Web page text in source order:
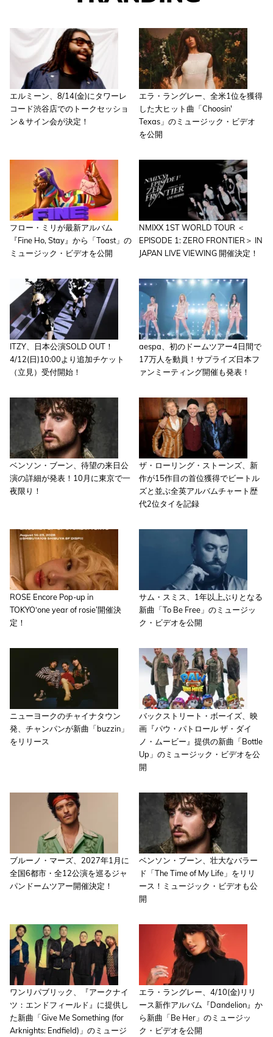
エルミーン、8/14(金)にタワーレ
コード渋谷店でのトークセッショ
ン＆サイン会が決定！
エラ・ラングレー、全米1位を獲得
した大ヒット曲「Choosin'
Texas」のミュージック・ビデオ
を公開
フロー・ミリが最新アルバム
『Fine Ho, Stay』から「Toast」の
ミュージック・ビデオを公開
NMIXX 1ST WORLD TOUR ＜
EPISODE 1: ZERO FRONTIER＞ IN
JAPAN LIVE VIEWING 開催決定！
ITZY、日本公演SOLD OUT！
4/12(日)10:00より追加チケット
（立見）受付開始！
aespa、初のドームツアー4日間で
17万人を動員！サプライズ日本フ
ァンミーティング開催も発表！
ベンソン・ブーン、待望の来日公
演の詳細が発表！10月に東京で一
夜限り！
ザ・ローリング・ストーンズ、新
作が15作目の首位獲得でビートル
ズと並ぶ全英アルバムチャート歴
代2位タイを記録
ROSE Encore Pop-up in
TOKYO‘one year of rosie’開催決
定！
サム・スミス、1年以上ぶりとなる
新曲「To Be Free」のミュージッ
ク・ビデオを公開
ニューヨークのチャイナタウン
発、チャンパンが新曲「buzzin」
をリリース
バックストリート・ボーイズ、映
画『パウ・パトロール ザ・ダイ
ノ・ムービー』提供の新曲「Bottle
Up」のミュージック・ビデオを公
開
ブルーノ・マーズ、2027年1月に
全国6都市・全12公演を巡るジャ
パンドームツアー開催決定！
ベンソン・ブーン、壮大なバラー
ド「The Time of My Life」をリリ
ース！ミュージック・ビデオも公
開
ワンリパブリック、『アークナイ
ツ：エンドフィールド』に提供し
た新曲「Give Me Something (for
Arknights: Endfield)」のミュージ
エラ・ラングレー、4/10(金)リリ
ース新作アルバム『Dandelion』か
ら新曲「Be Her」のミュージッ
ク・ビデオを公開